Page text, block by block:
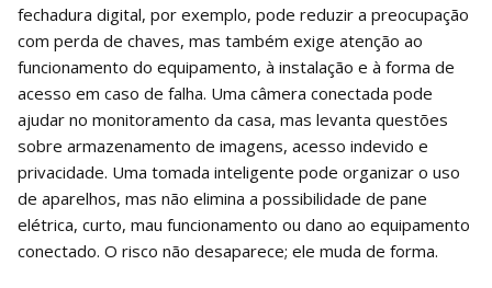
fechadura digital, por exemplo, pode reduzir a preocupação
com perda de chaves, mas também exige atenção ao
funcionamento do equipamento, à instalação e à forma de
acesso em caso de falha. Uma câmera conectada pode
ajudar no monitoramento da casa, mas levanta questões
sobre armazenamento de imagens, acesso indevido e
privacidade. Uma tomada inteligente pode organizar o uso
de aparelhos, mas não elimina a possibilidade de pane
elétrica, curto, mau funcionamento ou dano ao equipamento
conectado. O risco não desaparece; ele muda de forma.